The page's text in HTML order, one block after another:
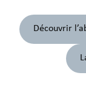
Découvrir